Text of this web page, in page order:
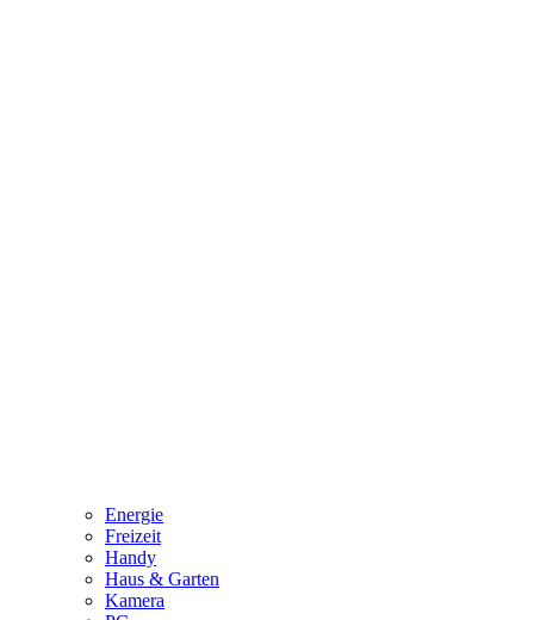
Energie
Freizeit
Handy
Haus & Garten
Kamera